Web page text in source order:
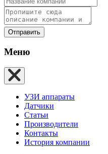
Отправить
Меню
УЗИ аппараты
Датчики
Статьи
Производители
Контакты
История компании